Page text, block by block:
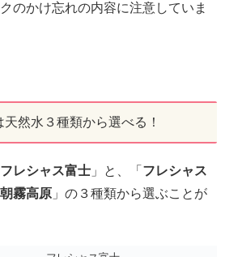
のかけ忘れの内容に注意していま
然水３種類から選べる！
フレシャス富士 」と、「 フレシャス
霧高原 」の３種類から選ぶことが